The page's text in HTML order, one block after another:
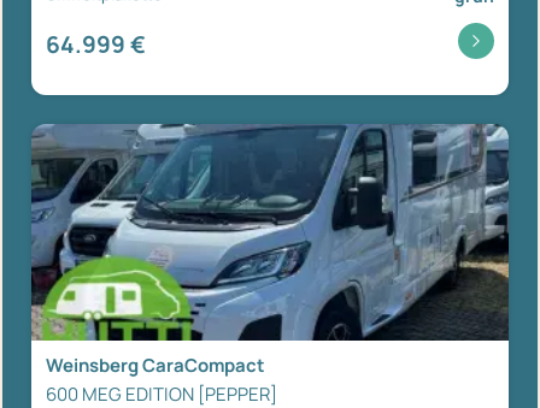
64.999 €
Weinsberg CaraCompact
600 MEG EDITION [PEPPER]